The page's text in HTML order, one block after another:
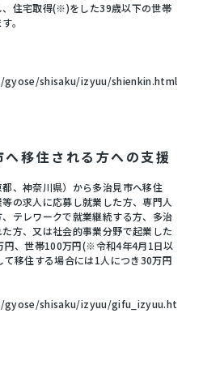
住宅取得(※)をした39歳以下の世帯
。
shisaku/izyuu/shienkin.html
移住される方への支援
、神奈川県）から多治見市へ移住
の求人に応募し就業した方、専門人
テレワークで就業継続する方、多治
方、又は社会的事業分野で起業した
円、世帯100万円(※令和4年4月1日以
移住する場合には1人につき30万円
shisaku/izyuu/gifu_izyuu.ht